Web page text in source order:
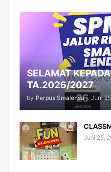
SELAMAT
TA.2026/2027
by Perpus Smalensa - Juni
Juni 25,